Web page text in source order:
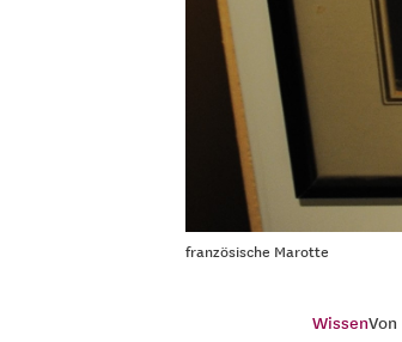
französische Marotte
WissenVon